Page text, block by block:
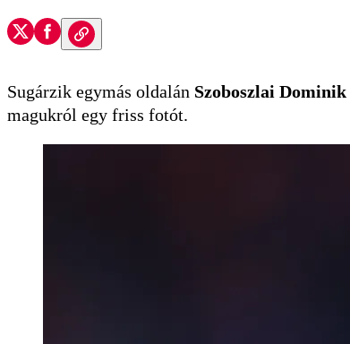
Sugárzik egymás oldalán Szoboszlai Dominik
magukról egy friss fotót.